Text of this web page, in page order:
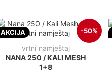
AKCIJA -50%
vrtni namještaj
NANA 250 / KALI MESH
1+8